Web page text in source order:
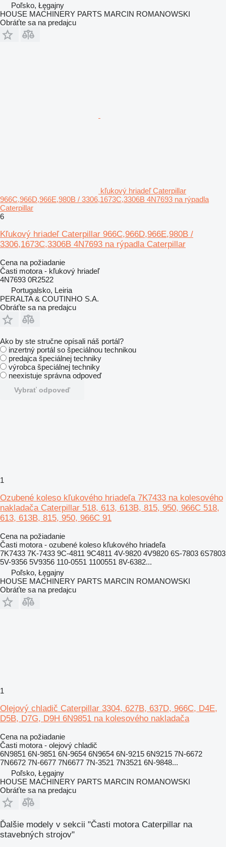
Poľsko, Łęgajny
HOUSE MACHINERY PARTS MARCIN ROMANOWSKI
Obráťte sa na predajcu
kľukový hriadeľ Caterpillar
966C,966D,966E,980B / 3306,1673C,3306B 4N7693 na rýpadla
Caterpillar
6
Kľukový hriadeľ Caterpillar 966C,966D,966E,980B /
3306,1673C,3306B 4N7693 na rýpadla Caterpillar
Cena na požiadanie
Časti motora - kľukový hriadeľ
4N7693 0R2522
Portugalsko, Leiria
PERALTA & COUTINHO S.A.
Obráťte sa na predajcu
Ako by ste stručne opísali náš portál?
inzertný portál so špeciálnou technikou
predajca špeciálnej techniky
výrobca špeciálnej techniky
neexistuje správna odpoveď
Vybrať odpoveď
1
Ozubené koleso kľukového hriadeľa 7K7433 na kolesového
nakladača Caterpillar 518, 613, 613B, 815, 950, 966C 518,
613, 613B, 815, 950, 966C 91
Cena na požiadanie
Časti motora - ozubené koleso kľukového hriadeľa
7K7433 7K-7433 9C-4811 9C4811 4V-9820 4V9820 6S-7803 6S7803
5V-9356 5V9356 110-0551 1100551 8V-6382...
Poľsko, Łęgajny
HOUSE MACHINERY PARTS MARCIN ROMANOWSKI
Obráťte sa na predajcu
1
Olejový chladič Caterpillar 3304, 627B, 637D, 966C, D4E,
D5B, D7G, D9H 6N9851 na kolesového nakladača
Cena na požiadanie
Časti motora - olejový chladič
6N9851 6N-9851 6N-9654 6N9654 6N-9215 6N9215 7N-6672
7N6672 7N-6677 7N6677 7N-3521 7N3521 6N-9848...
Poľsko, Łęgajny
HOUSE MACHINERY PARTS MARCIN ROMANOWSKI
Obráťte sa na predajcu
Ďalšie modely v sekcii "Časti motora Caterpillar na
stavebných strojov"